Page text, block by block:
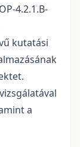
4.2.1.B-
kutatási
a